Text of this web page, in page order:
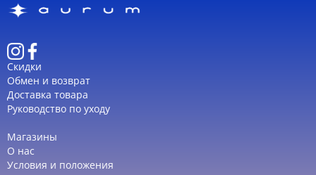
Скидки
Обмен и возврат
Доставка товара
Руководство по уходу
Магазины
О нас
Условия и положения